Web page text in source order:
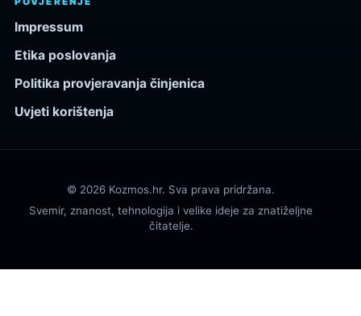
Impressum
Etika poslovanja
Politika provjeravanja činjenica
Uvjeti korištenja
© 2026 Kozmos.hr. Sva prava pridržana.
Svemir, znanost, tehnologija i velike ideje za znatiželjne
čitatelje.